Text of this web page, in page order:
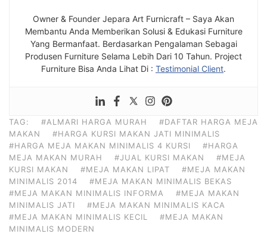
Owner & Founder Jepara Art Furnicraft – Saya Akan
Membantu Anda Memberikan Solusi & Edukasi Furniture
Yang Bermanfaat. Berdasarkan Pengalaman Sebagai
Produsen Furniture Selama Lebih Dari 10 Tahun. Project
Furniture Bisa Anda Lihat Di : Testimonial Client.
TAG: #ALMARI HARGA MURAH
#DAFTAR HARGA MEJA
MAKAN
#HARGA KURSI MAKAN JATI MINIMALIS
#HARGA MEJA MAKAN MINIMALIS 4 KURSI
#HARGA
MEJA MAKAN MURAH
#JUAL KURSI MAKAN
#MEJA
KURSI MAKAN
#MEJA MAKAN LIPAT
#MEJA MAKAN
MINIMALIS 2014
#MEJA MAKAN MINIMALIS BEKAS
#MEJA MAKAN MINIMALIS INFORMA
#MEJA MAKAN
MINIMALIS JATI
#MEJA MAKAN MINIMALIS KACA
#MEJA MAKAN MINIMALIS KECIL
#MEJA MAKAN
MINIMALIS MODERN